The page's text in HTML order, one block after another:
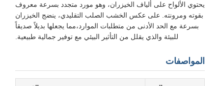
يحتوي الألواح على ألياف الخيزران، وهو مورد متجدد بسرعة معروف
بقوته ومرونته. على عكس الخشب الصلب التقليدي، ينضج الخيزران
بسرعة مع الحد الأدنى من متطلبات الموارد،مما يجعلها بديلاً صديقاً
للبيئة والذي يقلل من التأثير البيئي مع توفير جمالية طبيعية.
المواصفات